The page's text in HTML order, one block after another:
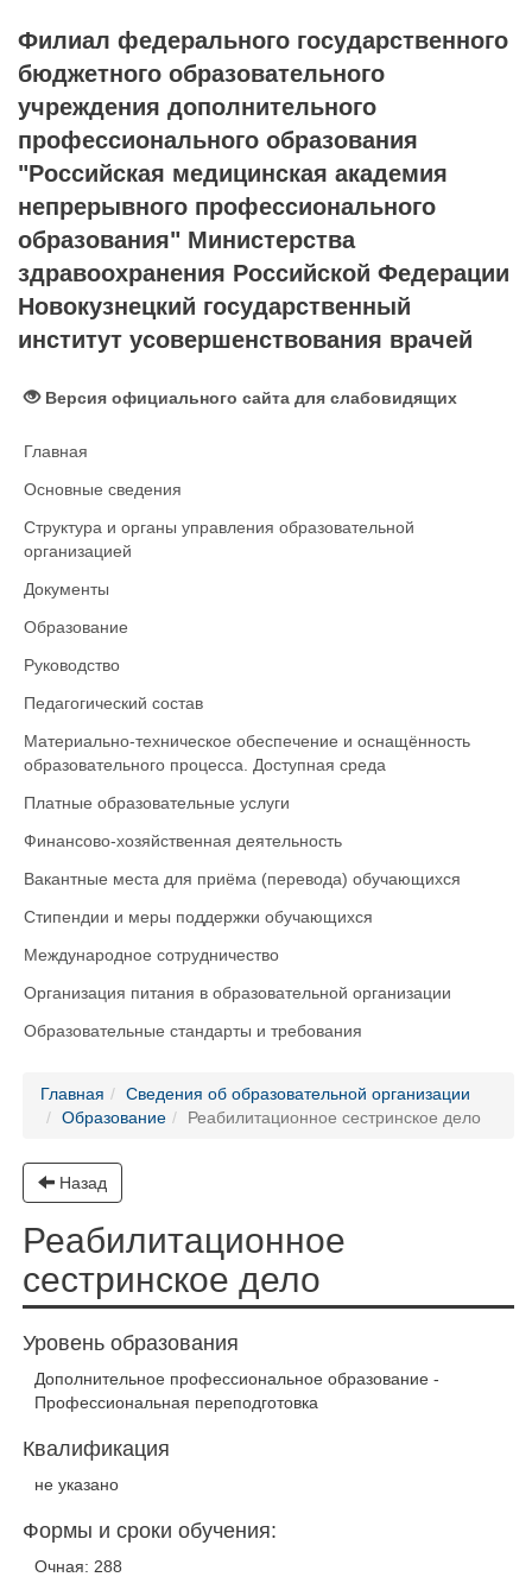
Филиал федерального государственного
бюджетного образовательного
учреждения дополнительного
профессионального образования
"Российская медицинская академия
непрерывного профессионального
образования" Министерства
здравоохранения Российской Федерации
Новокузнецкий государственный
институт усовершенствования врачей
Версия официального сайта для слабовидящих
Главная
Основные сведения
Структура и органы управления образовательной
организацией
Документы
Образование
Руководство
Педагогический состав
Материально-техническое обеспечение и оснащённость
образовательного процесса. Доступная среда
Платные образовательные услуги
Финансово-хозяйственная деятельность
Вакантные места для приёма (перевода) обучающихся
Стипендии и меры поддержки обучающихся
Международное сотрудничество
Организация питания в образовательной организации
Образовательные стандарты и требования
Главная
Сведения об образовательной организации
Образование
Реабилитационное сестринское дело
Назад
Реабилитационное
сестринское дело
Уровень образования
Дополнительное профессиональное образование -
Профессиональная переподготовка
Квалификация
не указано
Формы и сроки обучения:
Очная: 288